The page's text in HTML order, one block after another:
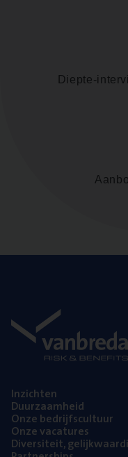
Diepte-
Inzich­ten
Duur­zaam­heid
Onze bedrijfs­cul­tuur
Onze vaca­tu­res
Diver­si­teit,